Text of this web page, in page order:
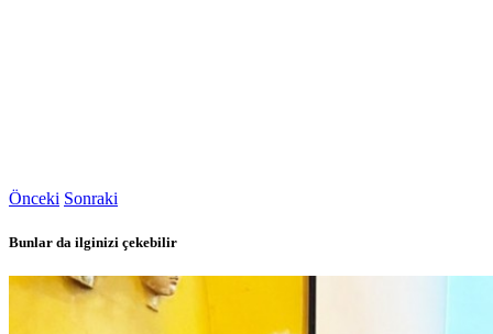
Önceki Sonraki
Bunlar da ilginizi çekebilir